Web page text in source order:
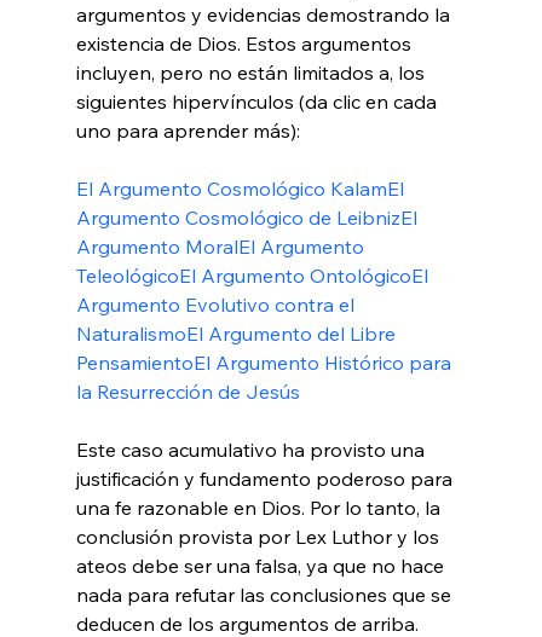
argumentos y evidencias demostrando la
existencia de Dios. Estos argumentos
incluyen, pero no están limitados a, los
siguientes hipervínculos (da clic en cada
uno para aprender más):
El Argumento Cosmológico KalamEl
Argumento Cosmológico de LeibnizEl
Argumento MoralEl Argumento
TeleológicoEl Argumento OntológicoEl
Argumento Evolutivo contra el
NaturalismoEl Argumento del Libre
PensamientoEl Argumento Histórico para
la Resurrección de Jesús
Este caso acumulativo ha provisto una
justificación y fundamento poderoso para
una fe razonable en Dios. Por lo tanto, la
conclusión provista por Lex Luthor y los
ateos debe ser una falsa, ya que no hace
nada para refutar las conclusiones que se
deducen de los argumentos de arriba.